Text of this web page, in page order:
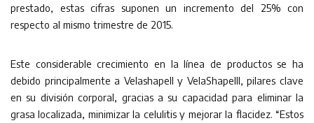
prestado, estas cifras suponen un incremento del 25% con
respecto al mismo trimestre de 2015.
Este considerable crecimiento en la línea de productos se ha
debido principalmente a VelashapeII y VelaShapeIII, pilares clave
en su división corporal, gracias a su capacidad para eliminar la
grasa localizada, minimizar la celulitis y mejorar la flacidez. “Estos